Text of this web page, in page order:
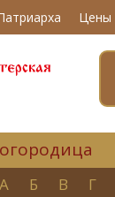
Цены
А Б В Г